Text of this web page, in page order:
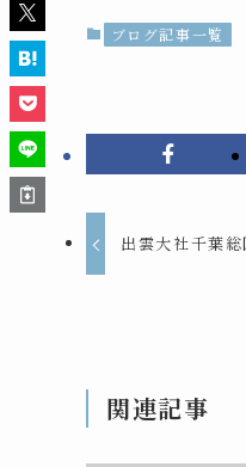
ブログ記事一覧
出雲大社千葉
関連記事